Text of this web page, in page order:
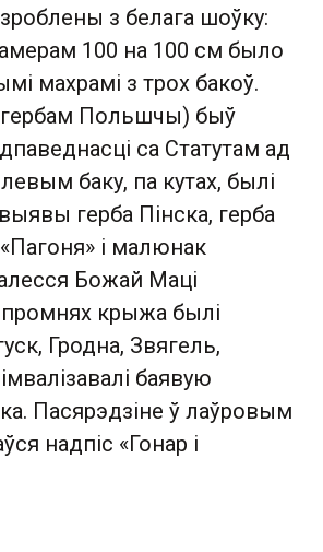
з белага шоўку:
100 на 100 см было
махрамі з трох бакоў.
Польшчы) быў
са Статутам ад
баку, па кутах, былі
герба Пінска, герба
і малюнак
Божай Маці
крыжа былі
Гродна, Звягель,
баявую
Пасярэдзіне ў лаўровым
надпіс «Гонар і